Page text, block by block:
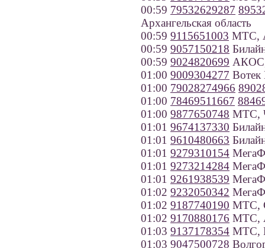
00:59 79532629287
Архангельская область
00:59 9115651003 МТС,
00:59 9057150218
00:59 9024820699 АКОС,
01:00 9009304277 Вотек
01:00 79028274966
01:00 78469511667
01:00 9877650748 МТС,
01:01 9674137330
01:01 9610480663
01:01 9279310154
01:01 9273214284
01:01 9261938539
01:02 9232050342
01:02 9187740190 МТС,
01:02 9170880176 МТС,
01:03 9137178354 МТС,
01:03 9047500728